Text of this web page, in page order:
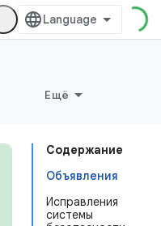
Ещё
Содержание
Объявления
Исправления
системы